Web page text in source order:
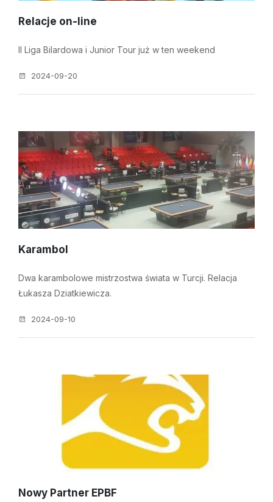
Relacje on-line
II Liga Bilardowa i Junior Tour już w ten weekend
2024-09-20
Karambol
Dwa karambolowe mistrzostwa świata w Turcji. Relacja
Łukasza Dziatkiewicza.
2024-09-10
Nowy Partner EPBF